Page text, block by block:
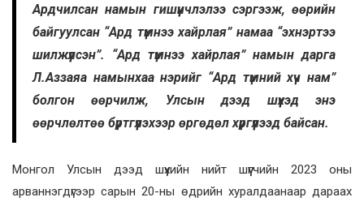
Ардчилсан намын гишүүнчлэлээ сэргээж, өөрийн
байгуулсан “Ард түмнээ хайрлая” намаа “эхнэртээ
шилжүүлсэн”. “Ард түмнээ хайрлая” намын дарга
Л.Аззаяа намынхаа нэрийг “Ард түмний хүч нам”
болгон өөрчилж, Улсын дээд шүүхэд энэ
өөрчлөлтөө бүртгүүлэхээр өргөдөл хүргүүлээд байсан.
Монгол Улсын дээд шүүхийн нийт шүүгчийн 2023 оны
арваннэгдүгээр сарын 20-ны өдрийн хуралдаанаар дараах